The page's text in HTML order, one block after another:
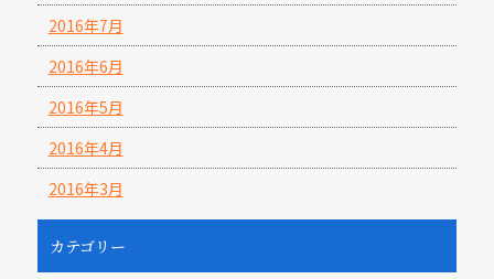
2016年7月
2016年6月
2016年5月
2016年4月
2016年3月
カテゴリー